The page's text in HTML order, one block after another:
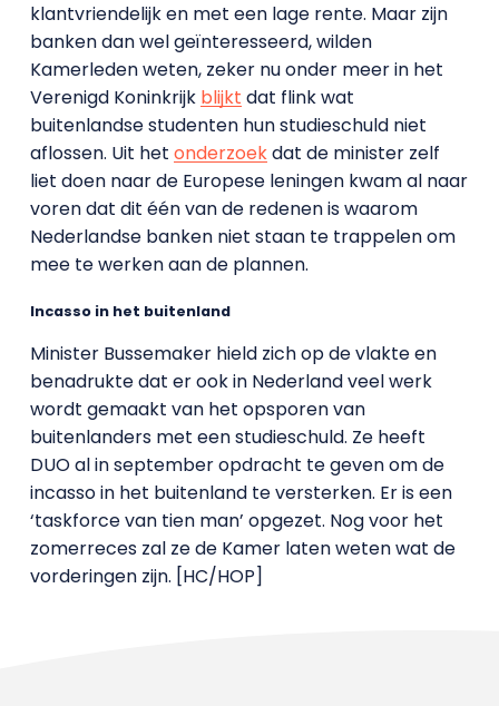
klantvriendelijk en met een lage rente. Maar zijn
banken dan wel geïnteresseerd, wilden
Kamerleden weten, zeker nu onder meer in het
Verenigd Koninkrijk blijkt dat flink wat
buitenlandse studenten hun studieschuld niet
aflossen. Uit het onderzoekdat de minister zelf
liet doen naar de Europese leningen kwam al naar
voren dat dit één van de redenen is waarom
Nederlandse banken niet staan te trappelen om
mee te werken aan de plannen.
Incasso in het buitenland
Minister Bussemaker hield zich op de vlakte en
benadrukte dat er ook in Nederland veel werk
wordt gemaakt van het opsporen van
buitenlanders met een studieschuld. Ze heeft
DUO al in september opdracht te geven om de
incasso in het buitenland te versterken. Er is een
‘taskforce van tien man’ opgezet. Nog voor het
zomerreces zal ze de Kamer laten weten wat de
vorderingen zijn. [HC/HOP]